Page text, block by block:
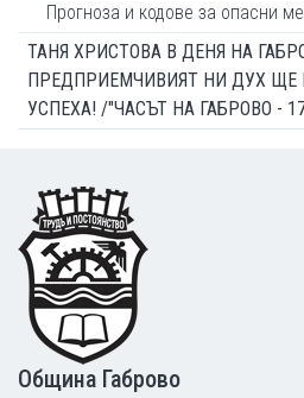
Прогноза и кодове за опасни
ТАНЯ ХРИСТОВА В ДЕНЯ НА
ПРЕДПРИЕМЧИВИЯТ НИ ДУХ ЩЕ
УСПЕХА! /"ЧАСЪТ НА ГАБРОВО -
Footer
Община Габрово